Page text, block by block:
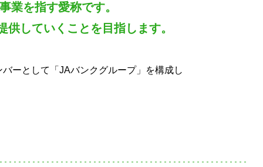
業を指す愛称です。
していくことを目指します。
ーとして「JAバンクグループ」を構成し